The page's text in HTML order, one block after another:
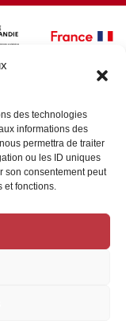
des technologies
informations des
permettra de traiter
ou les ID uniques
son consentement peut
et fonctions.